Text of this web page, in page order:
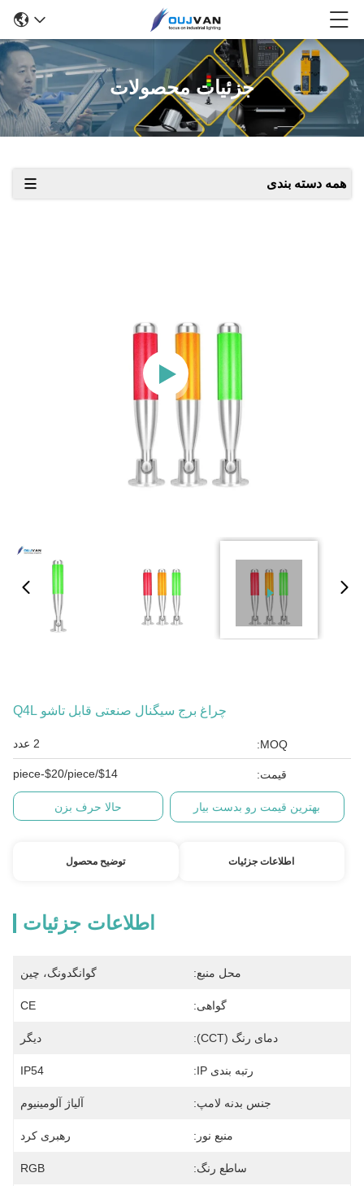
جزئیات محصولات
همه دسته بندی
چراغ برج سیگنال صنعتی قابل تاشو Q4L
MOQ: 2 عدد
قیمت: $14/piece-$20/piece
بهترین قیمت رو بدست بیار حالا حرف بزن
اطلاعات جزئیات توضیح محصول
اطلاعات جزئیات
محل منبع: گوانگدونگ، چین
گواهی: CE
دمای رنگ (CCT): دیگر
رتبه بندی IP: IP54
جنس بدنه لامپ: آلیاژ آلومینیوم
منبع نور: رهبری کرد
ساطع رنگ: RGB